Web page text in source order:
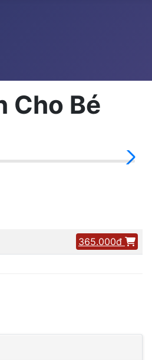
Cho Bé
365.000đ